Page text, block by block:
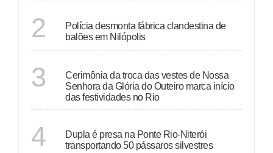
2
Polícia desmonta fábrica clandestina de
balões em Nilópolis
3
Cerimônia da troca das vestes de Nossa
Senhora da Glória do Outeiro marca início
das festividades no Rio
4
Dupla é presa na Ponte Rio-Niterói
transportando 50 pássaros silvestres